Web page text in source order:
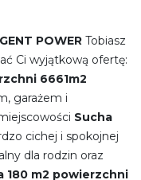
POWER Tobiasz
Ci wyjątkową ofertę:
6661m2
garażem i
Sucha
cichej i spokojnej
dla rodzin oraz
180 m2 powierzchni